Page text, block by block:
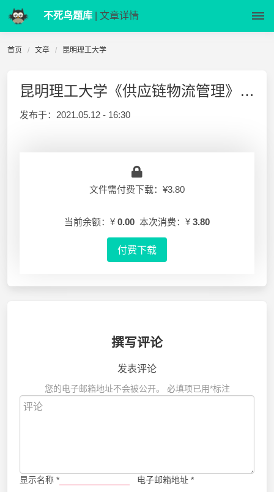
不死鸟题库 | 文章详情
首页 文章 昆明理工大学
昆明理工大学《供应链物流管理》考试试题及答案
发布于： 2021.05.12 - 16:30
文件需付费下载：¥3.80
当前余额：¥ 0.00 本次消费：¥ 3.80
付费下载
撰写评论
发表评论
您的电子邮箱地址不会被公开。 必填项已用*标注
显示名称 * 电子邮箱地址 *